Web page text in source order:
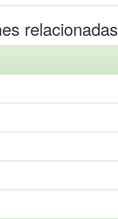
relacionadas